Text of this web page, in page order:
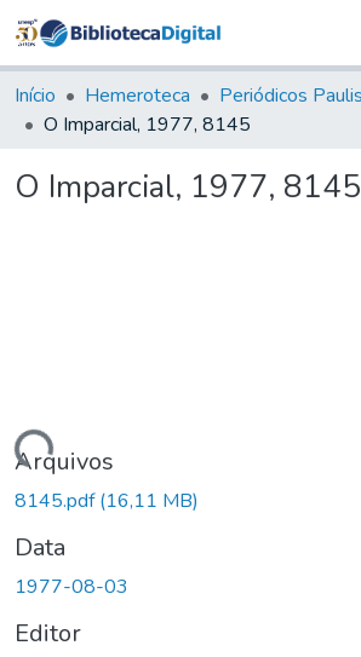
&
Coleções
Tudo na
Digital
Início Hemeroteca Periódicos
O Imparcial, 1977, 8145
O Imparcial, 1977, 8145
Arquivos
8145.pdf(16,11 MB)
Data
1977-08-03
Editor